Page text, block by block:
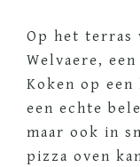
Op het terras
Welvaere,
Koken op
een echte
maar ook in
pizza oven